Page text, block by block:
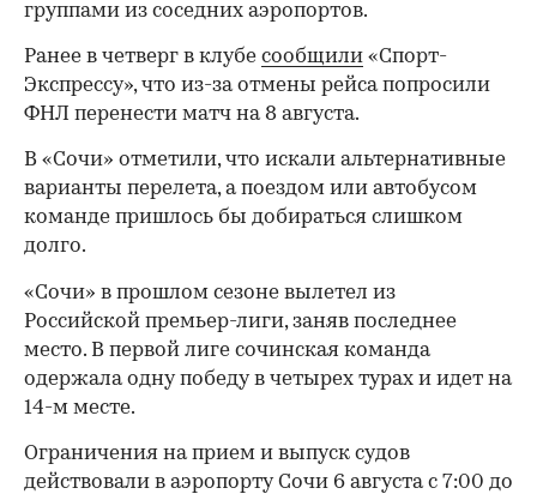
группами из соседних аэропортов.
Ранее в четверг в клубе сообщили «Спорт-
Экспрессу», что из-за отмены рейса попросили
ФНЛ перенести матч на 8 августа.
В «Сочи» отметили, что искали альтернативные
варианты перелета, а поездом или автобусом
команде пришлось бы добираться слишком
долго.
«Сочи» в прошлом сезоне вылетел из
Российской премьер-лиги, заняв последнее
место. В первой лиге сочинская команда
одержала одну победу в четырех турах и идет на
14-м месте.
Ограничения на прием и выпуск судов
действовали в аэропорту Сочи 6 августа с 7:00 до